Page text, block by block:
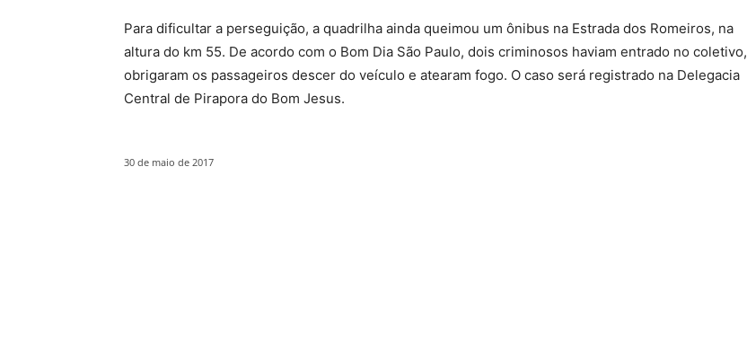
Para dificultar a perseguição, a quadrilha ainda queimou um ônibus na Estrada dos Romeiros, na
altura do km 55. De acordo com o Bom Dia São Paulo, dois criminosos haviam entrado no coletivo,
obrigaram os passageiros descer do veículo e atearam fogo. O caso será registrado na Delegacia
Central de Pirapora do Bom Jesus.
30 de maio de 2017